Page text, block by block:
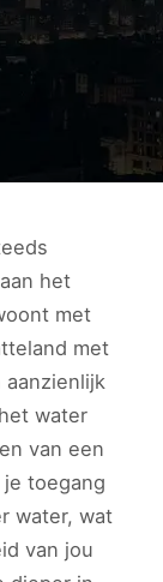
het
met
met
water
van een
toegang
water, wat
van jou